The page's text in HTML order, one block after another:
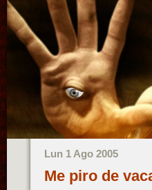
Lun 1 Ago 2005
Me piro de